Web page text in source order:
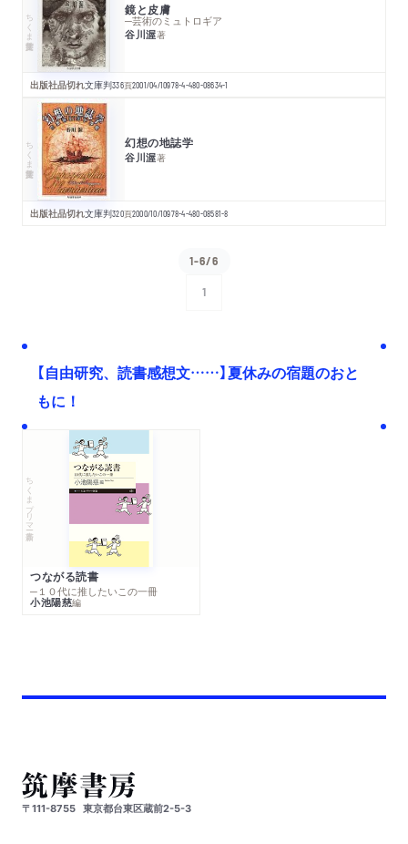
ちくま学芸文庫 鏡と皮膚
─芸術のミュトロギア
谷川渥著
出版社品切れ文庫判336頁2001/04/10978-4-480-08634-1
ちくま学芸文庫 幻想の地誌学
谷川渥著
出版社品切れ文庫判320頁2000/10/10978-4-480-08581-8
1-6/6
1
【自由研究、読書感想文……】夏休みの宿題のおと
もに！
ちくまプリマー新書
つながる読書
─１０代に推したいこの一冊
小池陽慈編
〒111-8755 東京都台東区蔵前2-5-3